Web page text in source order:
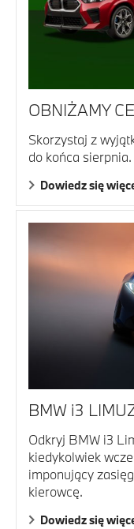
OBNIŻAMY
Skorzystaj z
do końca sierpnia.
Dowiedz się
BMW i3
Odkryj BMW i3
kiedykolwiek
imponujący
kierowcę.
Dowiedz się